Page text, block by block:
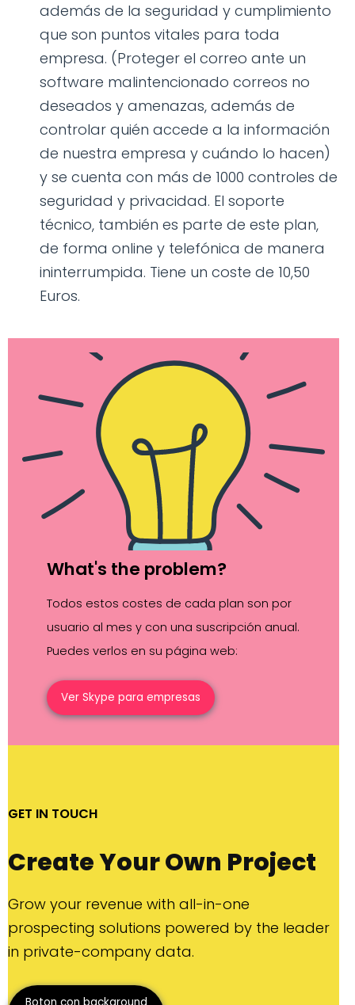
además de la seguridad y cumplimiento
que son puntos vitales para toda
empresa. (Proteger el correo ante un
software malintencionado correos no
deseados y amenazas, además de
controlar quién accede a la información
de nuestra empresa y cuándo lo hacen)
y se cuenta con más de 1000 controles de
seguridad y privacidad. El soporte
técnico, también es parte de este plan,
de forma online y telefónica de manera
ininterrumpida. Tiene un coste de 10,50
Euros.
What's the problem?
Todos estos costes de cada plan son por
usuario al mes y con una suscripción anual.
Puedes verlos en su página web:
Ver Skype para empresas
GET IN TOUCH
Create Your Own Project
Grow your revenue with all-in-one
prospecting solutions powered by the leader
in private-company data.